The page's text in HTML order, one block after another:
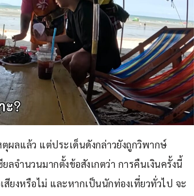
ผลแล้ว แต่ประเด็นดังกล่าวยังถูกวิพากษ์
ลจำนวนมากตั้งข้อสังเกตว่า การคืนเงินครั้งนี้
ยงหรือไม่ และหากเป็นนักท่องเที่ยวทั่วไป จะ